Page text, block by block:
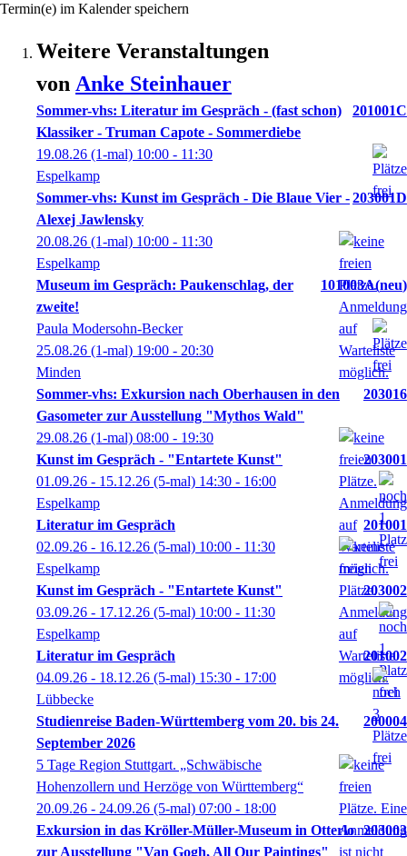
Termin(e) im Kalender speichern
Weitere Veranstaltungen
von Anke Steinhauer
Sommer-vhs: Literatur im Gespräch - (fast schon)
Klassiker - Truman Capote - Sommerdiebe
201001C
19.08.26 (1-mal) 10:00 - 11:30
Espelkamp
Sommer-vhs: Kunst im Gespräch - Die Blaue Vier -
Alexej Jawlensky
203001D
20.08.26 (1-mal) 10:00 - 11:30
Espelkamp
Museum im Gespräch: Paukenschlag, der
zweite!
101003A neu
Paula Modersohn-Becker
25.08.26 (1-mal) 19:00 - 20:30
Minden
Sommer-vhs: Exkursion nach Oberhausen in den
Gasometer zur Ausstellung "Mythos Wald"
203016
29.08.26 (1-mal) 08:00 - 19:30
Kunst im Gespräch - "Entartete Kunst"
203001
01.09.26 - 15.12.26 (5-mal) 14:30 - 16:00
Espelkamp
Literatur im Gespräch
201001
02.09.26 - 16.12.26 (5-mal) 10:00 - 11:30
Espelkamp
Kunst im Gespräch - "Entartete Kunst"
203002
03.09.26 - 17.12.26 (5-mal) 10:00 - 11:30
Espelkamp
Literatur im Gespräch
201002
04.09.26 - 18.12.26 (5-mal) 15:30 - 17:00
Lübbecke
Studienreise Baden-Württemberg vom 20. bis 24.
September 2026
200004
5 Tage Region Stuttgart. „Schwäbische
Hohenzollern und Herzöge von Württemberg“
20.09.26 - 24.09.26 (5-mal) 07:00 - 18:00
Exkursion in das Kröller-Müller-Museum in Otterlo
zur Ausstellung "Van Gogh, All Our Paintings"
203003